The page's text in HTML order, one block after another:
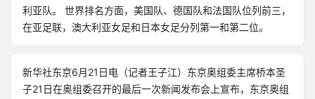
利亚队。 世界排名方面，美国队、德国队和法国队位列前三，
在亚足联，澳大利亚女足和日本女足分列第一和第二位。
新华社东京6月21日电（记者王子江）东京奥组委主席桥本圣
子21日在奥组委召开的最后一次新闻发布会上宣布，东京奥组